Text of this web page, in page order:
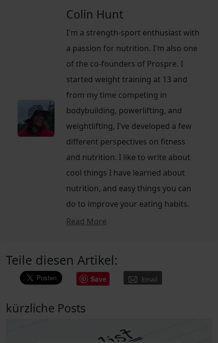
Colin Hunt
I'm a strength-sport enthusiast with
a passion for nutrition. I'm also one
of the co-founders of Prospre. I
started weight training at 13 and
from my time competing in
bodybuilding, powerlifting, and
weightlifting, I've developed a few
different perspectives on fitness
and nutrition. I like to write about
cool things I have learned about
nutrition, and easy things you can
do to improve your eating habits.
Read More
Teile diesen Artikel:
Save Email
kürzliche Posts